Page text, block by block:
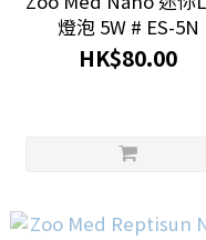
燈泡 5W # ES-5N
HK$80.00